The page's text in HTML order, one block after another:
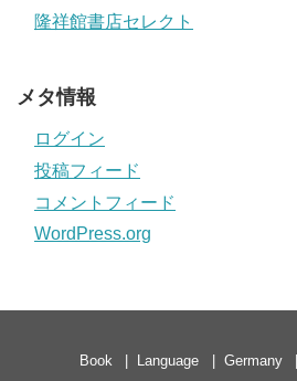
隆祥館書店セレクト
メタ情報
ログイン
投稿フィード
コメントフィード
WordPress.org
Book Language Germany